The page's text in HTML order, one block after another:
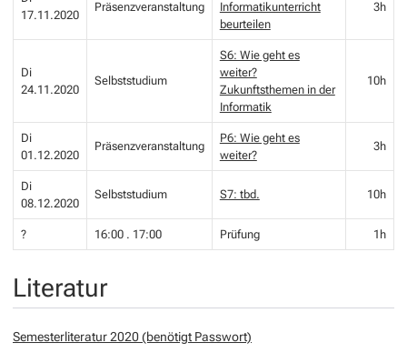
17.11.2020
Präsenzveranstaltung
Informatikunterricht
beurteilen
3h
Di
24.11.2020
Selbststudium
S6: Wie geht es
weiter?
Zukunftsthemen in der
Informatik
10h
Di
01.12.2020
Präsenzveranstaltung
P6: Wie geht es
weiter?
3h
Di
08.12.2020
Selbststudium S7: tbd. 10h
? 16:00 . 17:00 Prüfung 1h
Literatur
Semesterliteratur 2020 (benötigt Passwort)